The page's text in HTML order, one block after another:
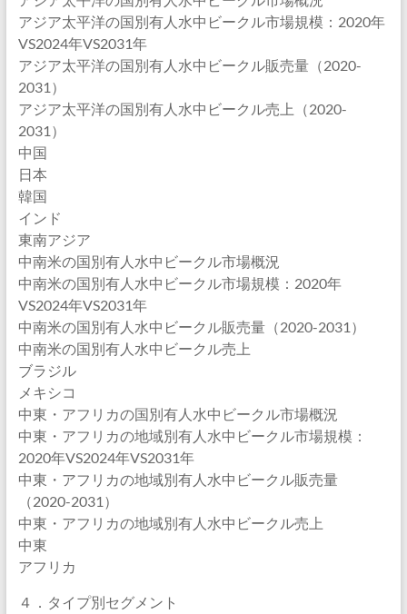
アジア太平洋の国別有人水中ビークル市場規模：2020年
VS2024年VS2031年
アジア太平洋の国別有人水中ビークル販売量（2020-
2031）
アジア太平洋の国別有人水中ビークル売上（2020-
2031）
中国
日本
韓国
インド
東南アジア
中南米の国別有人水中ビークル市場概況
中南米の国別有人水中ビークル市場規模：2020年
VS2024年VS2031年
中南米の国別有人水中ビークル販売量（2020-2031）
中南米の国別有人水中ビークル売上
ブラジル
メキシコ
中東・アフリカの国別有人水中ビークル市場概況
中東・アフリカの地域別有人水中ビークル市場規模：
2020年VS2024年VS2031年
中東・アフリカの地域別有人水中ビークル販売量
（2020-2031）
中東・アフリカの地域別有人水中ビークル売上
中東
アフリカ
４．タイプ別セグメント